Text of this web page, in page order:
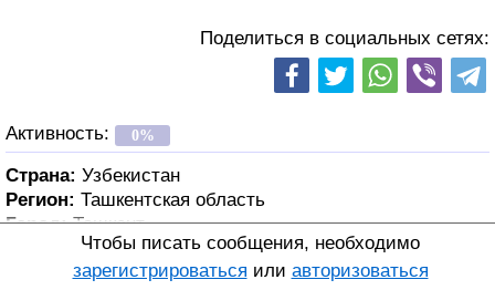
Поделиться в социальных сетях:
Активность: 0%
Страна: Узбекистан
Регион: Ташкентская область
Город:Ташкент
Возраст:40 лет
Чтобы писать сообщения, необходимо
зарегистрироваться или авторизоваться